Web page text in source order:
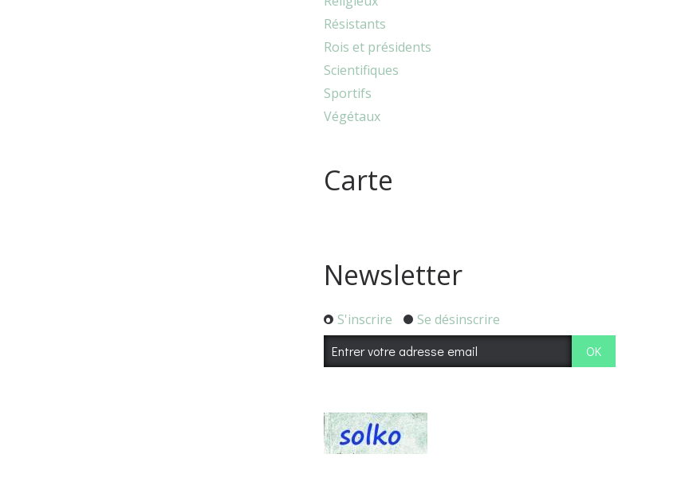
Résistants
Rois et présidents
Scientifiques
Sportifs
Végétaux
Carte
Newsletter
S'inscrire Se désinscrire